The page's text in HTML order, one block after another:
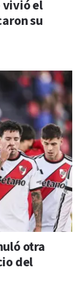
vivió el
su
otra
del